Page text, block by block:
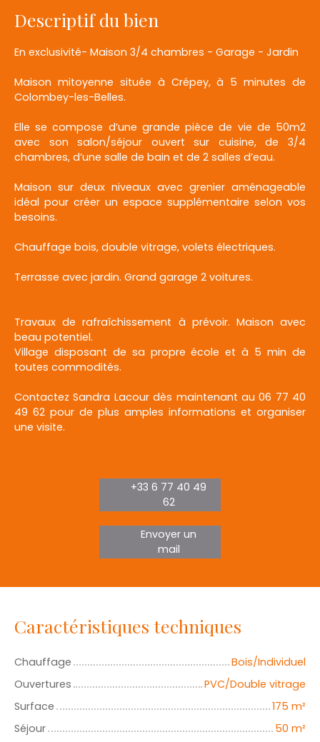
Descriptif du bien
En exclusivité- Maison 3/4 chambres - Garage - Jardin
Maison mitoyenne située à Crépey, à 5 minutes de
Colombey-les-Belles.
Elle se compose d’une grande pièce de vie de 50m2
avec son salon/séjour ouvert sur cuisine, de 3/4
chambres, d’une salle de bain et de 2 salles d’eau.
Maison sur deux niveaux avec grenier aménageable
idéal pour créer un espace supplémentaire selon vos
besoins.
Chauffage bois, double vitrage, volets électriques.
Terrasse avec jardin. Grand garage 2 voitures.
Travaux de rafraîchissement à prévoir. Maison avec
beau potentiel.
Village disposant de sa propre école et à 5 min de
toutes commodités.
Contactez Sandra Lacour dès maintenant au 06 77 40
49 62 pour de plus amples informations et organiser
une visite.
+33 6 77 40 49
62
Envoyer un
mail
Caractéristiques techniques
Chauffage
Bois/Individuel
Ouvertures
PVC/Double vitrage
Surface
175 m²
Séjour
50 m²